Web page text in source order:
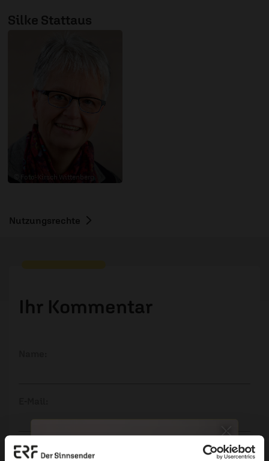
Silke Stattaus
© Foto-Kirsch Wittenberg
Nutzungsrechte
Ihr Kommentar